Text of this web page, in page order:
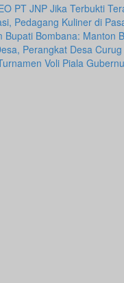
PT JNP Jika Terbukti
Pedagang Kuliner di
Bupati Bombana: Manton
Perangkat Desa
Voli Piala